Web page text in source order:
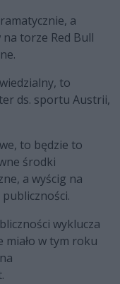
a
na torze Red Bull
to
ds. sportu Austrii,
to będzie to
środki
a wyścig na
wyklucza
w tym roku